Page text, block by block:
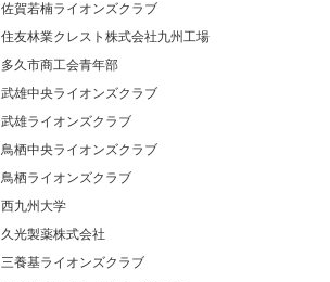
佐賀若楠ライオンズクラブ
住友林業クレスト株式会社九州工場
多久市商工会青年部
武雄中央ライオンズクラブ
武雄ライオンズクラブ
鳥栖中央ライオンズクラブ
鳥栖ライオンズクラブ
西九州大学
久光製薬株式会社
三養基ライオンズクラブ